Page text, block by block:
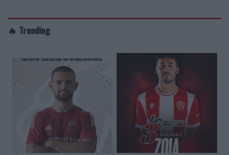
🔥 Trending